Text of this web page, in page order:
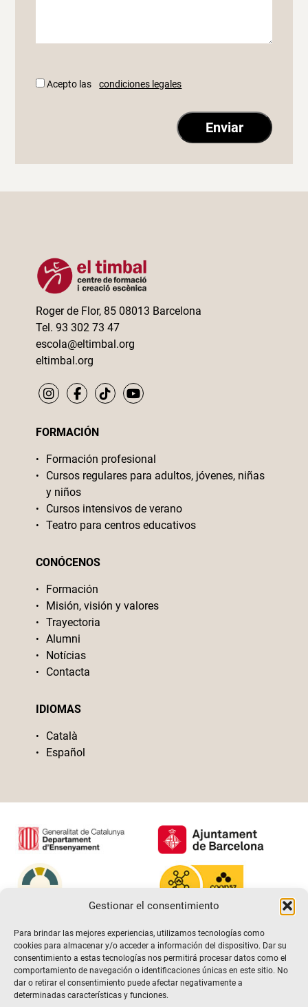
Gestionar el consentimiento
Para brindar las mejores experiencias, utilizamos tecnologías como
cookies para almacenar y/o acceder a información del dispositivo. Dar su
consentimiento a estas tecnologías nos permitirá procesar datos como el
comportamiento de navegación o identificaciones únicas en este sitio. No
dar o retirar el consentimiento puede afectar negativamente a
determinadas características y funciones.
Acepto las condiciones legales
Roger de Flor, 85 08013 Barcelona
Tel. 93 302 73 47
escola@eltimbal.org
eltimbal.org
FORMACIÓN
Formación profesional
Cursos regulares para adultos, jóvenes, niñas
y niños
Cursos intensivos de verano
Teatro para centros educativos
CONÓCENOS
Formación
Misión, visión y valores
Trayectoria
Alumni
Notícias
Contacta
IDIOMAS
Català
Español